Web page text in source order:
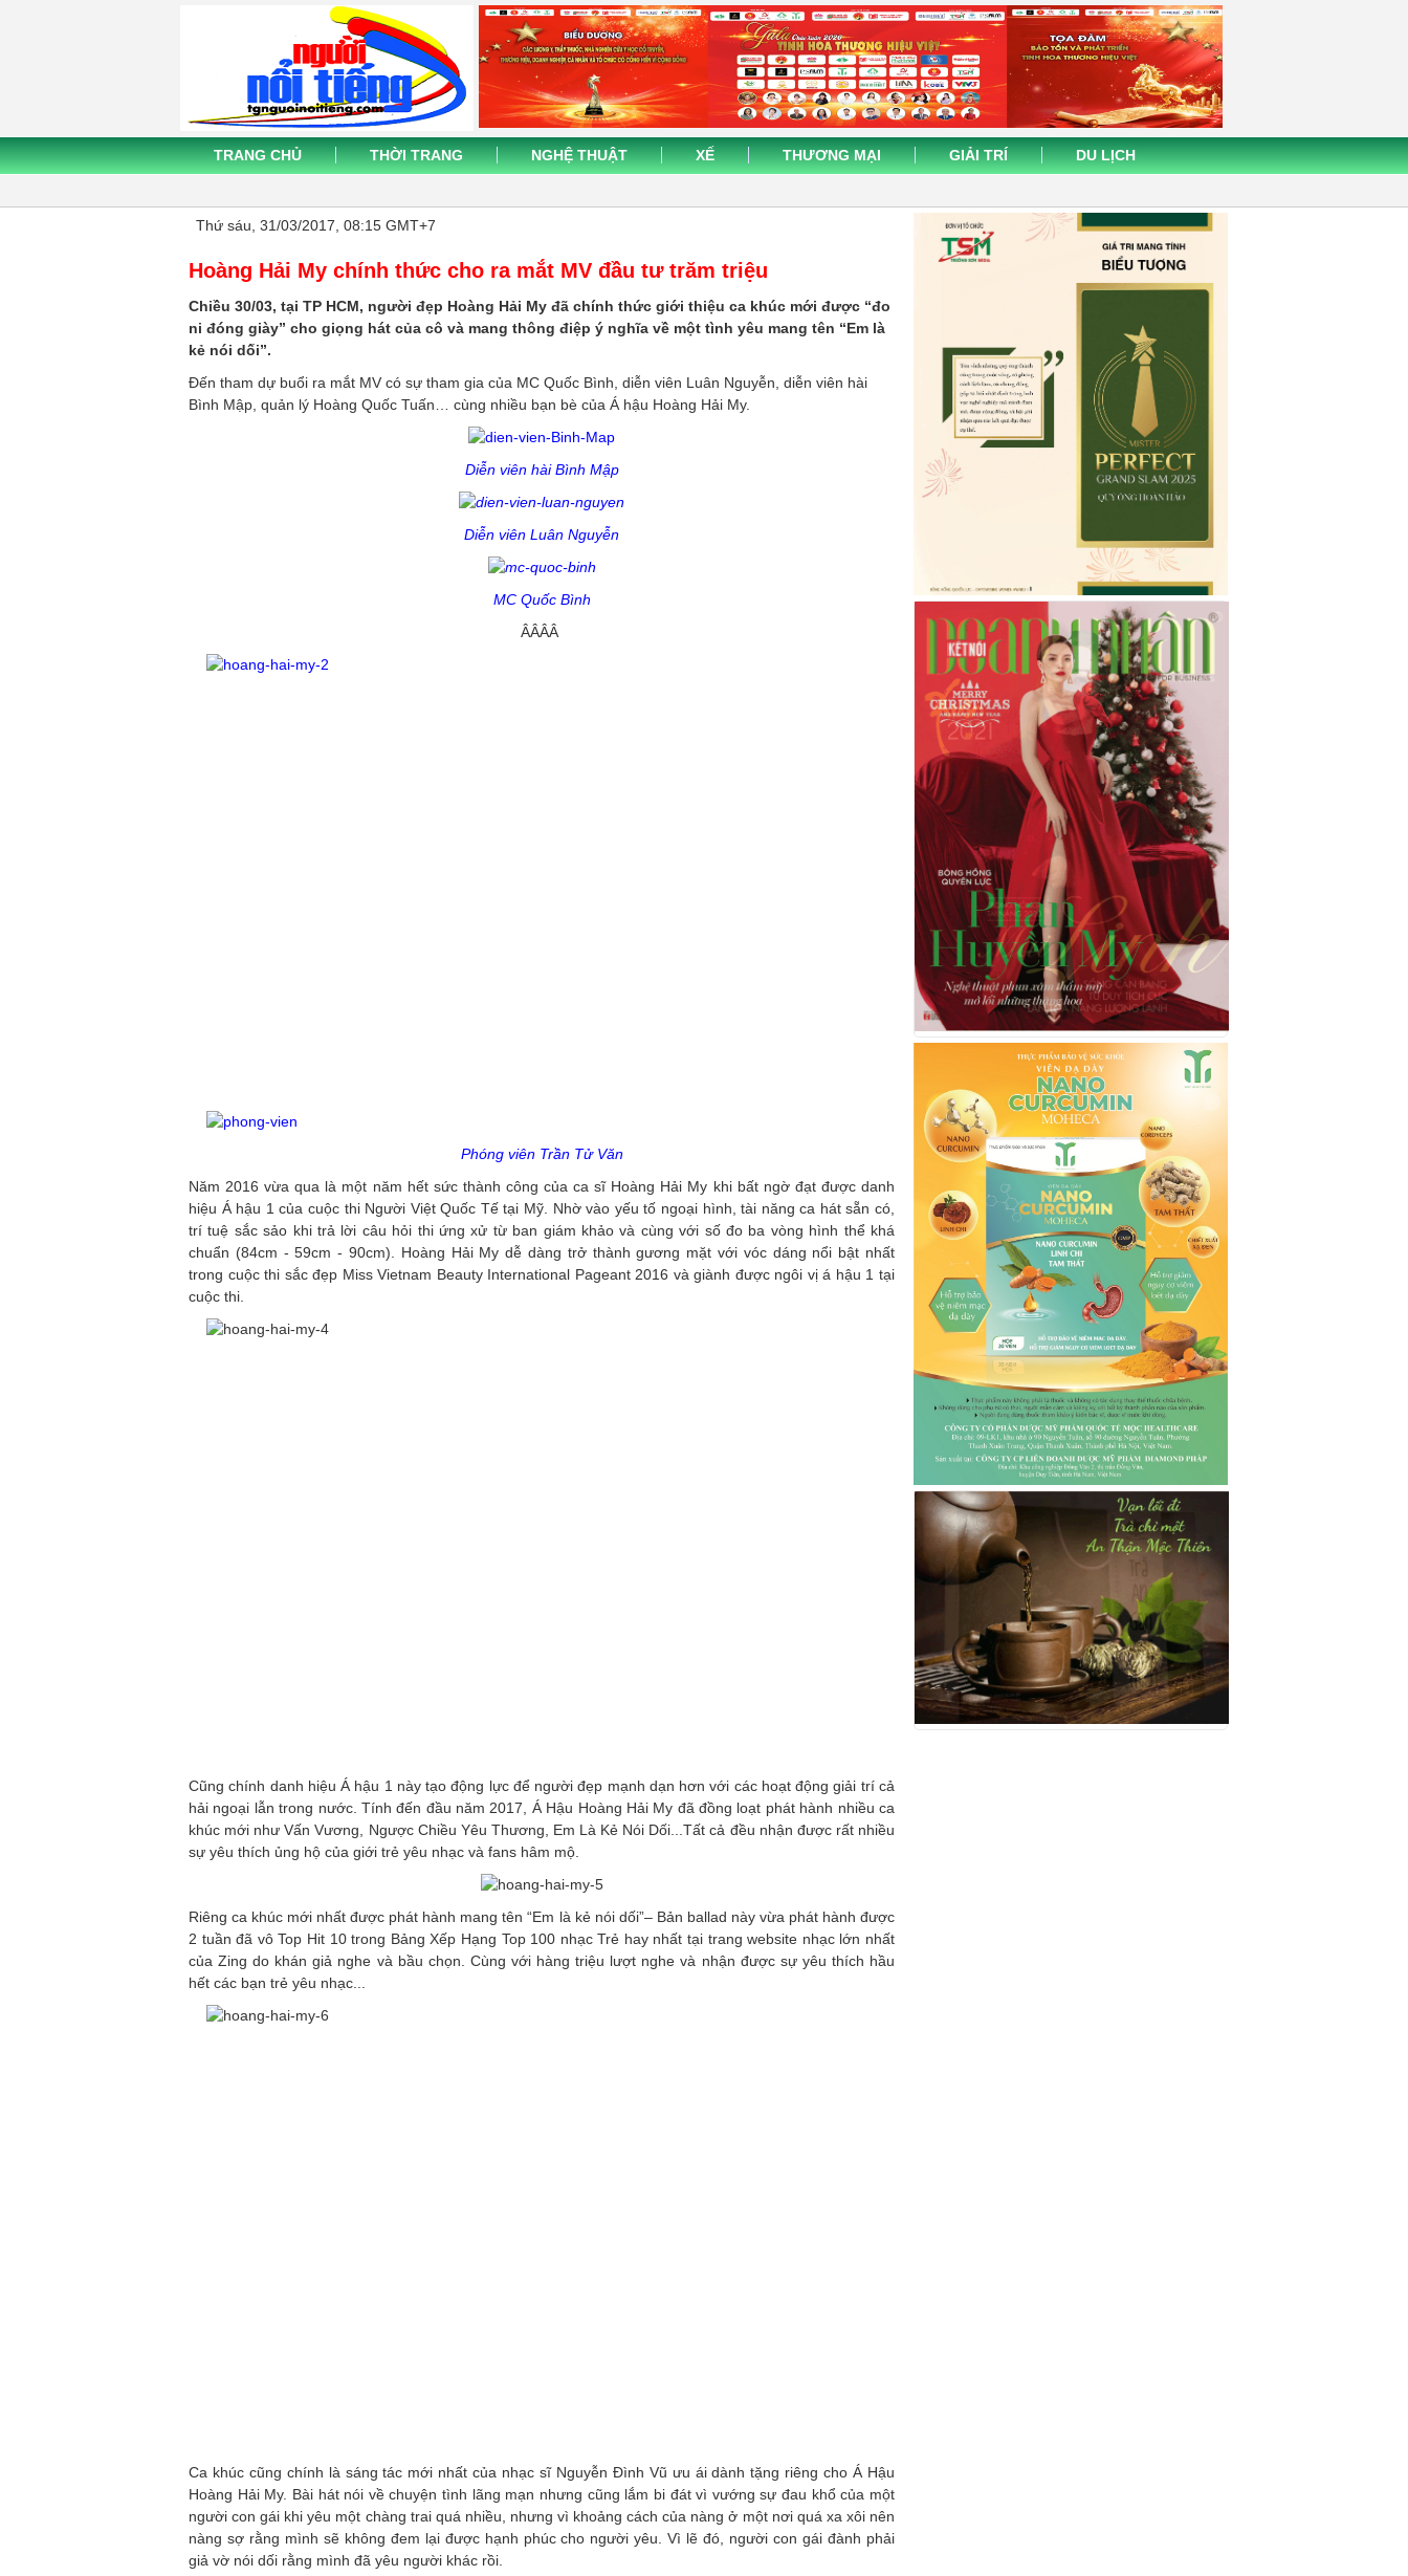
TRANG CHỦ THỜI TRANG NGHỆ THUẬT XẾ THƯƠNG MẠI GIẢI TRÍ DU LỊCH
Thứ sáu, 31/03/2017, 08:15 GMT+7
Hoàng Hải My chính thức cho ra mắt MV đầu tư trăm triệu
Chiều 30/03, tại TP HCM, người đẹp Hoàng Hải My đã chính thức giới thiệu ca khúc mới được “đo
ni đóng giày” cho giọng hát của cô và mang thông điệp ý nghĩa về một tình yêu mang tên “Em là
kẻ nói dối”.
Đến tham dự buổi ra mắt MV có sự tham gia của MC Quốc Bình, diễn viên Luân Nguyễn, diễn viên hài
Bình Mập, quản lý Hoàng Quốc Tuấn… cùng nhiều bạn bè của Á hậu Hoàng Hải My.
Diễn viên hài Bình Mập
Diễn viên Luân Nguyễn
MC Quốc Bình
ÂÂÂÂ
Phóng viên Trần Tử Văn
Năm 2016 vừa qua là một năm hết sức thành công của ca sĩ Hoàng Hải My khi bất ngờ đạt được danh
hiệu Á hậu 1 của cuộc thi Người Việt Quốc Tế tại Mỹ. Nhờ vào yếu tố ngoại hình, tài năng ca hát sẵn có,
trí tuệ sắc sảo khi trả lời câu hỏi thi ứng xử từ ban giám khảo và cùng với số đo ba vòng hình thể khá
chuẩn (84cm - 59cm - 90cm). Hoàng Hải My dễ dàng trở thành gương mặt với vóc dáng nổi bật nhất
trong cuộc thi sắc đẹp Miss Vietnam Beauty International Pageant 2016 và giành được ngôi vị á hậu 1 tại
cuộc thi.
Cũng chính danh hiệu Á hậu 1 này tạo động lực để người đẹp mạnh dạn hơn với các hoạt động giải trí cả
hải ngoại lẫn trong nước. Tính đến đầu năm 2017, Á Hậu Hoàng Hải My đã đồng loạt phát hành nhiều ca
khúc mới như Vấn Vương, Ngược Chiều Yêu Thương, Em Là Kẻ Nói Dối...Tất cả đều nhận được rất nhiều
sự yêu thích ủng hộ của giới trẻ yêu nhạc và fans hâm mộ.
Riêng ca khúc mới nhất được phát hành mang tên “Em là kẻ nói dối”– Bản ballad này vừa phát hành được
2 tuần đã vô Top Hit 10 trong Bảng Xếp Hạng Top 100 nhạc Trẻ hay nhất tại trang website nhạc lớn nhất
của Zing do khán giả nghe và bầu chọn. Cùng với hàng triệu lượt nghe và nhận được sự yêu thích hầu
hết các bạn trẻ yêu nhạc...
Ca khúc cũng chính là sáng tác mới nhất của nhạc sĩ Nguyễn Đình Vũ ưu ái dành tặng riêng cho Á Hậu
Hoàng Hải My. Bài hát nói về chuyện tình lãng mạn nhưng cũng lắm bi đát vì vướng sự đau khổ của một
người con gái khi yêu một chàng trai quá nhiều, nhưng vì khoảng cách của nàng ở một nơi quá xa xôi nên
nàng sợ rằng mình sẽ không đem lại được hạnh phúc cho người yêu. Vì lẽ đó, người con gái đành phải
giả vờ nói dối rằng mình đã yêu người khác rồi.